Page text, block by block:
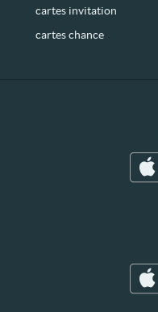
cartes invitation
cartes chance